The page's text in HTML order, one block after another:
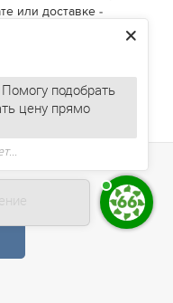
или доставке -
05-75
подобрать
цену прямо